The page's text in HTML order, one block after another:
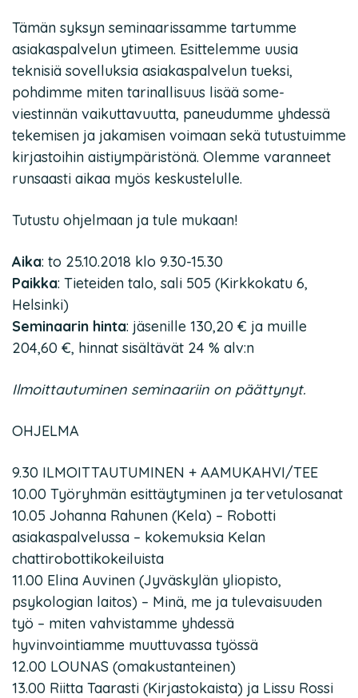
Tämän syksyn seminaarissamme tartumme
asiakaspalvelun ytimeen. Esittelemme uusia
teknisiä sovelluksia asiakaspalvelun tueksi,
pohdimme miten tarinallisuus lisää some-
viestinnän vaikuttavuutta, paneudumme yhdessä
tekemisen ja jakamisen voimaan sekä tutustuimme
kirjastoihin aistiympäristönä. Olemme varanneet
runsaasti aikaa myös keskustelulle.
Tutustu ohjelmaan ja tule mukaan!
Aika: to 25.10.2018 klo 9.30-15.30
Paikka: Tieteiden talo, sali 505 (Kirkkokatu 6,
Helsinki)
Seminaarin hinta: jäsenille 130,20 € ja muille
204,60 €, hinnat sisältävät 24 % alv:n
Ilmoittautuminen seminaariin on päättynyt.
OHJELMA
9.30 ILMOITTAUTUMINEN + AAMUKAHVI/TEE
10.00 Työryhmän esittäytyminen ja tervetulosanat
10.05 Johanna Rahunen (Kela) – Robotti
asiakaspalvelussa – kokemuksia Kelan
chattirobottikokeiluista
11.00 Elina Auvinen (Jyväskylän yliopisto,
psykologian laitos) – Minä, me ja tulevaisuuden
työ – miten vahvistamme yhdessä
hyvinvointiamme muuttuvassa työssä
12.00 LOUNAS (omakustanteinen)
13.00 Riitta Taarasti (Kirjastokaista) ja Lissu Rossi